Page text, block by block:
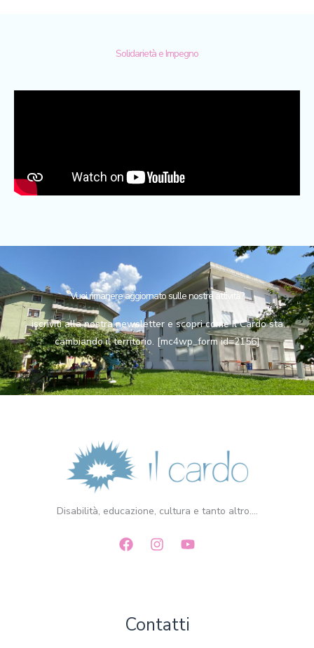
Solidarietà e Impegno
Vuoi rimanere aggiornato sulle nostre attività?
iscriviti alla nostra newsletter e scopri come Il Cardo sta
cambiando il territorio. [mc4wp_form id=2156]
Disabilità, educazione, cultura e tanto altro....
Contatti